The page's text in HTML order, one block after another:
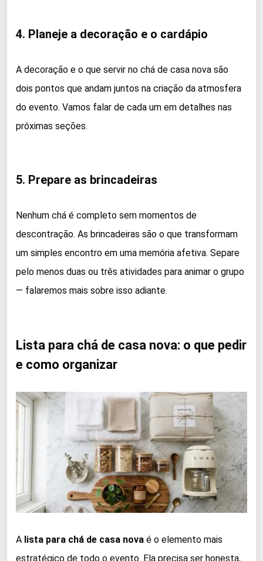
4. Planeje a decoração e o cardápio
A decoração e o que servir no chá de casa nova são
dois pontos que andam juntos na criação da atmosfera
do evento. Vamos falar de cada um em detalhes nas
próximas seções.
5. Prepare as brincadeiras
Nenhum chá é completo sem momentos de
descontração. As brincadeiras são o que transformam
um simples encontro em uma memória afetiva. Separe
pelo menos duas ou três atividades para animar o grupo
— falaremos mais sobre isso adiante.
Lista para chá de casa nova: o que pedir
e como organizar
A lista para chá de casa nova é o elemento mais
estratégico de todo o evento. Ela precisa ser honesta,